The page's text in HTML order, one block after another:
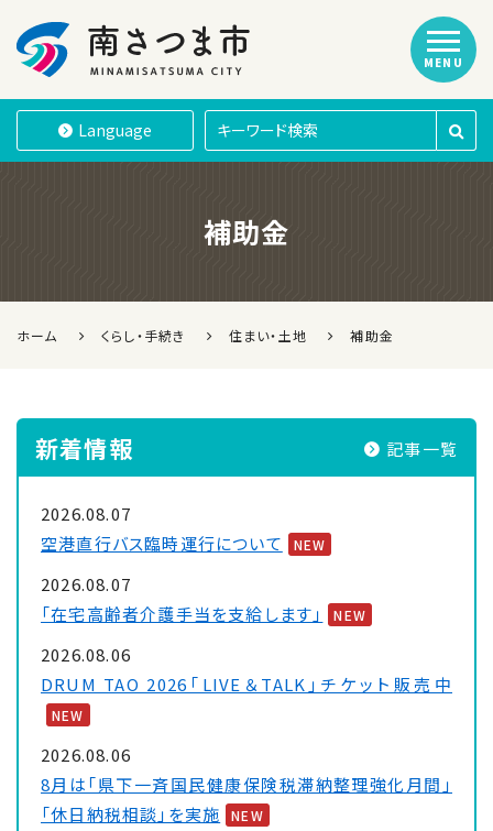
南さつま市
Language
MENU
補助金
ホーム くらし・手続き 住まい・土地 補助金
新着情報 記事一覧
2026.08.07
空港直行バス臨時運行について
NEW
2026.08.07
「在宅高齢者介護手当を支給します」
NEW
2026.08.06
DRUM TAO 2026「LIVE＆TALK」チケット販売中
NEW
2026.08.06
8月は「県下一斉国民健康保険税滞納整理強化月間」
「休日納税相談」を実施
NEW